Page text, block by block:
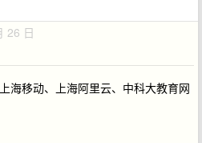
26 日
海移动、上海阿里云、中科大教育网